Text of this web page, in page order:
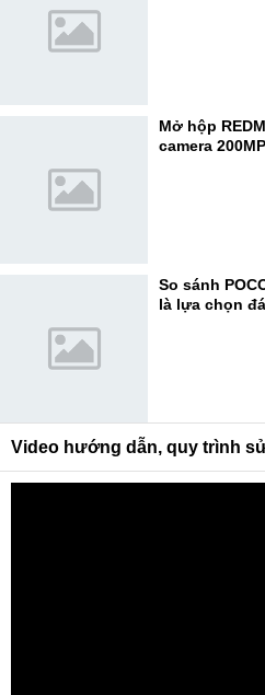
Mở hộp
camera
So sánh
là lựa chọn
Video hướng dẫn, quy trình